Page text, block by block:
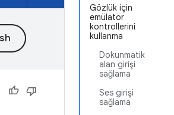
Gözlük için
emülatör
kontrollerini
kullanma
Dokunmatik
alan girişi
sağlama
Ses girişi
sağlama